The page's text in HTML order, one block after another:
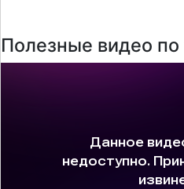
Полезные видео